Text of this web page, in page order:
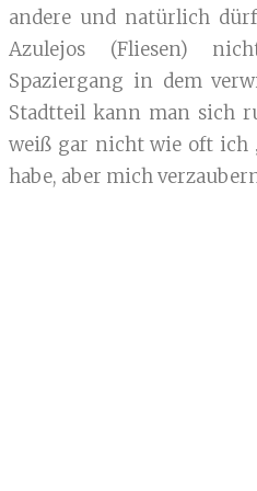
andere und natürlich
Azulejos (Fliesen)
Spaziergang in dem
Stadtteil kann man sich
weiß gar nicht wie oft ich
habe, aber mich